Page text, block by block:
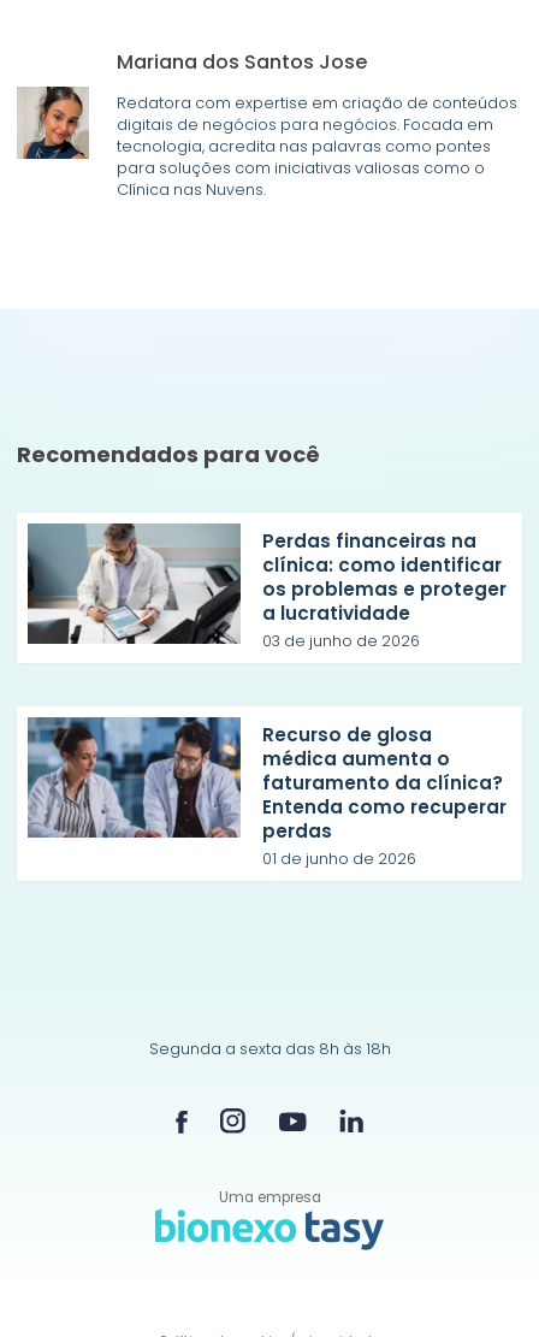
Mariana dos Santos Jose
Redatora com expertise em criação de conteúdos
digitais de negócios para negócios. Focada em
tecnologia, acredita nas palavras como pontes
para soluções com iniciativas valiosas como o
Clínica nas Nuvens.
Recomendados para você
Perdas financeiras na
clínica: como identificar
os problemas e proteger
a lucratividade
03 de junho de 2026
Recurso de glosa
médica aumenta o
faturamento da clínica?
Entenda como recuperar
perdas
01 de junho de 2026
Segunda a sexta das 8h às 18h
Uma empresa